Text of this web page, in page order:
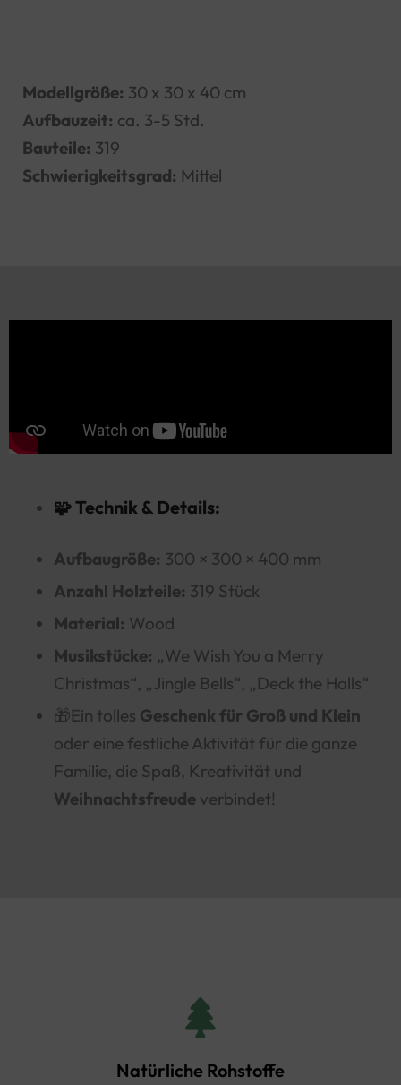
Modellgröße: 30 x 30 x 40 cm
Aufbauzeit: ca. 3-5 Std.
Bauteile: 319
Schwierigkeitsgrad: Mittel
🧩Technik & Details:
Aufbaugröße: 300 × 300 × 400 mm
Anzahl Holzteile: 319 Stück
Material: Wood
Musikstücke: „We Wish You a Merry
Christmas“, „Jingle Bells“, „Deck the Halls“
🎁Ein tolles Geschenk für Groß und Klein
oder eine festliche Aktivität für die ganze
Familie, die Spaß, Kreativität und
Weihnachtsfreude verbindet!
Natürliche Rohstoffe